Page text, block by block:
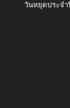
วันหยุดประจ